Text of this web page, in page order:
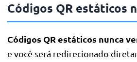
Códigos QR estáticos
Códigos QR estáticos nunca
e você será redirecionado